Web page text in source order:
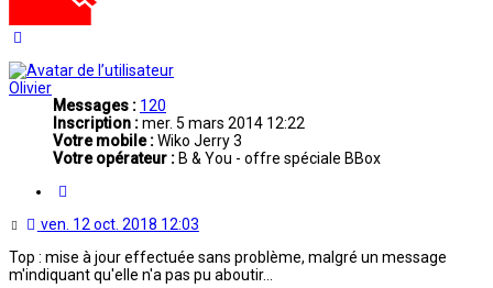
Olivier
Messages : 120
Inscription :mer. 5 mars 2014 12:22
Votre mobile :Wiko Jerry 3
Votre opérateur : B & You - offre spéciale BBox
Message
lu
ven. 12 oct. 2018 12:03
Top : mise à jour effectuée sans problème, malgré un message
m'indiquant qu'elle n'a pas pu aboutir...